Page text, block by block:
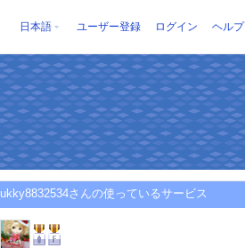
日本語 ユーザー登録 ログイン ヘルプ
さんの使っているサービス